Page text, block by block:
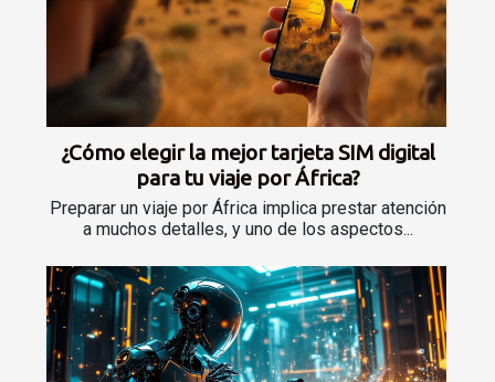
¿Cómo elegir la mejor tarjeta SIM digital
para tu viaje por África?
Preparar un viaje por África implica prestar atención
a muchos detalles, y uno de los aspectos...